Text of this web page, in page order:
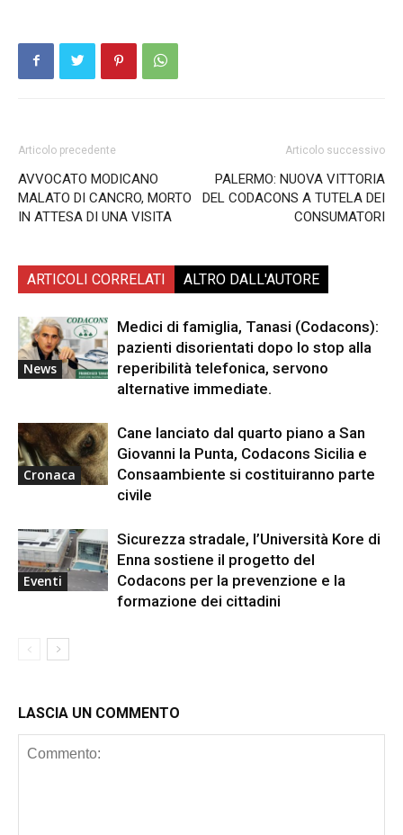
Articolo precedente
AVVOCATO MODICANO
MALATO DI CANCRO, MORTO
IN ATTESA DI UNA VISITA
Articolo successivo
PALERMO: NUOVA VITTORIA
DEL CODACONS A TUTELA DEI
CONSUMATORI
ARTICOLI CORRELATI ALTRO DALL'AUTORE
News
Medici di famiglia, Tanasi (Codacons):
pazienti disorientati dopo lo stop alla
reperibilità telefonica, servono
alternative immediate.
Cronaca
Cane lanciato dal quarto piano a San
Giovanni la Punta, Codacons Sicilia e
Consaambiente si costituiranno parte
civile
Eventi
Sicurezza stradale, l’Università Kore di
Enna sostiene il progetto del
Codacons per la prevenzione e la
formazione dei cittadini
LASCIA UN COMMENTO